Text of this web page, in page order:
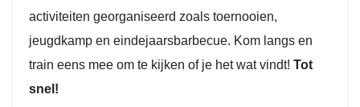
activiteiten georganiseerd zoals toernooien,
jeugdkamp en eindejaarsbarbecue. Kom langs en
train eens mee om te kijken of je het wat vindt! Tot
snel!